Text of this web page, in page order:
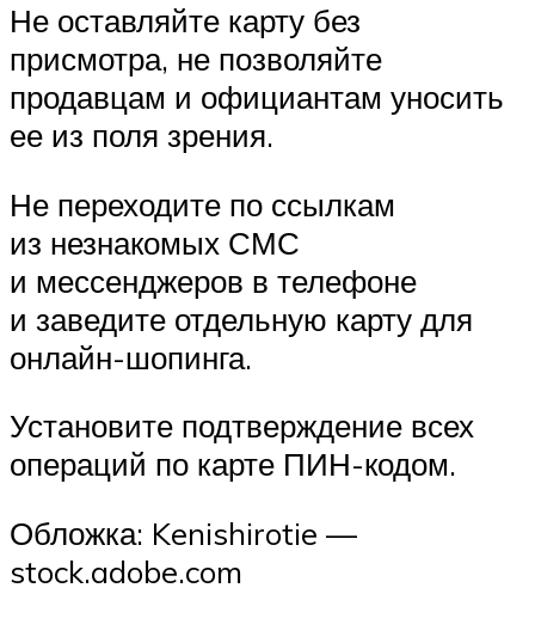
Не оставляйте карту без
присмотра, не позволяйте
продавцам и официантам уносить
ее из поля зрения.
Не переходите по ссылкам
из незнакомых СМС
и мессенджеров в телефоне
и заведите отдельную карту для
онлайн-шопинга.
Установите подтверждение всех
операций по карте ПИН-кодом.
Обложка: Kenishirotie —
stock.adobe.com